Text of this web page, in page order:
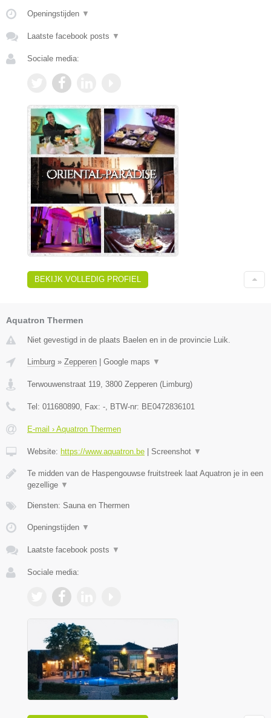
Openingstijden ▼
Laatste facebook posts ▼
Sociale media:
BEKIJK VOLLEDIG PROFIEL
Aquatron Thermen
Niet gevestigd in de plaats Baelen en in de provincie Luik.
Limburg » Zepperen | Google maps ▼
Terwouwenstraat 119 3800 Zepperen (Limburg)
Tel: 011680890 , Fax: - , BTW-nr: BE0472836101
E-mail › Aquatron Thermen
Website: https://www.aquatron.be | Screenshot ▼
Te midden van de Haspengouwse fruitstreek laat Aquatron je in een
gezellige ▼
Diensten: Sauna en Thermen
Openingstijden ▼
Laatste facebook posts ▼
Sociale media: